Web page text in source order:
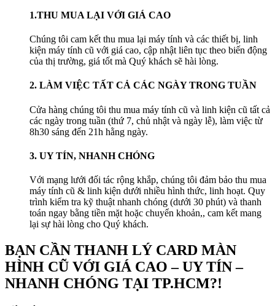
1.THU MUA LẠI VỚI GIÁ CAO
Chúng tôi cam kết thu mua lại máy tính và các thiết bị, linh
kiện máy tính cũ với giá cao, cập nhật liên tục theo biến động
của thị trường, giá tốt mà Quý khách sẽ hài lòng.
2. LÀM VIỆC TẤT CẢ CÁC NGÀY TRONG TUẦN
Cửa hàng chúng tôi thu mua máy tính cũ và linh kiện cũ tất cả
các ngày trong tuần (thứ 7, chủ nhật và ngày lễ), làm việc từ
8h30 sáng đến 21h hằng ngày.
3. UY TÍN, NHANH CHÓNG
Với mạng lưới đối tác rộng khắp, chúng tôi đảm bảo thu mua
máy tính cũ & linh kiện dưới nhiều hình thức, linh hoạt. Quy
trình kiểm tra kỹ thuật nhanh chóng (dưới 30 phút) và thanh
toán ngay bằng tiền mặt hoặc chuyển khoản,, cam kết mang
lại sự hài lòng cho Quý khách.
BẠN CẦN THANH LÝ CARD MÀN
HÌNH CŨ VỚI GIÁ CAO – UY TÍN –
NHANH CHÓNG TẠI TP.HCM?!